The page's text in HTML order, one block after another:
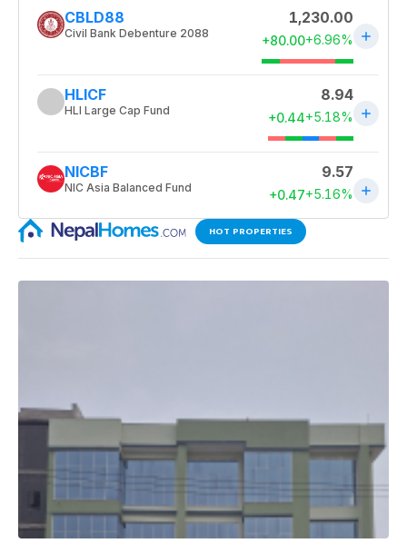
HOT PROPERTIES